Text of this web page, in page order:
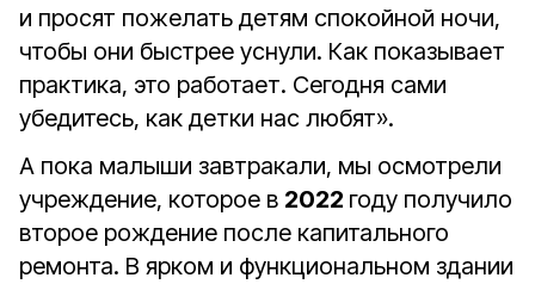
и просят пожелать детям спокойной ночи,
чтобы они быстрее уснули. Как показывает
практика, это работает. Сегодня сами
убедитесь, как детки нас любят».
А пока малыши завтракали, мы осмотрели
учреждение, которое в 2022 году получило
второе рождение после капитального
ремонта. В ярком и функциональном здании